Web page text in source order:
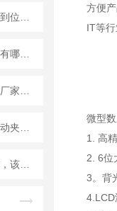
方便
IT等
微型
1. 高
2. 6位
3。背
4.LCD